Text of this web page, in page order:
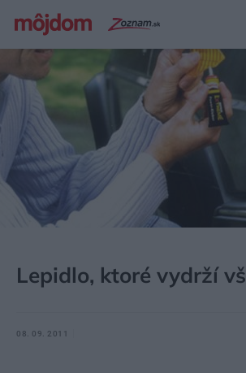
Lepidlo, ktoré vydrží
08. 09. 2011